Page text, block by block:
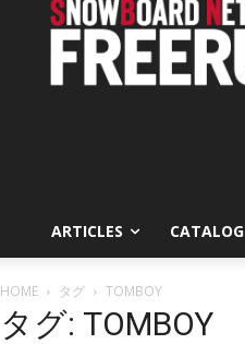
ARTICLES CATALOG
HOME タグ TOMBOY
タグ: TOMBOY